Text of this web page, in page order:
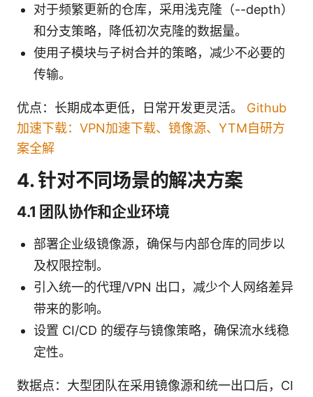
对于频繁更新的仓库，采用浅克隆（--depth）
和分支策略，降低初次克隆的数据量。
使用子模块与子树合并的策略，减少不必要的
传输。
优点：长期成本更低，日常开发更灵活。 Github
加速下载：VPN加速下载、镜像源、YTM自研方
案全解
4. 针对不同场景的解决方案
4.1 团队协作和企业环境
部署企业级镜像源，确保与内部仓库的同步以
及权限控制。
引入统一的代理/VPN 出口，减少个人网络差异
带来的影响。
设置 CI/CD 的缓存与镜像策略，确保流水线稳
定性。
数据点：大型团队在采用镜像源和统一出口后，CI